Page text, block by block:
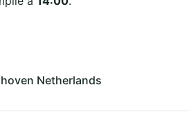
Netherlands